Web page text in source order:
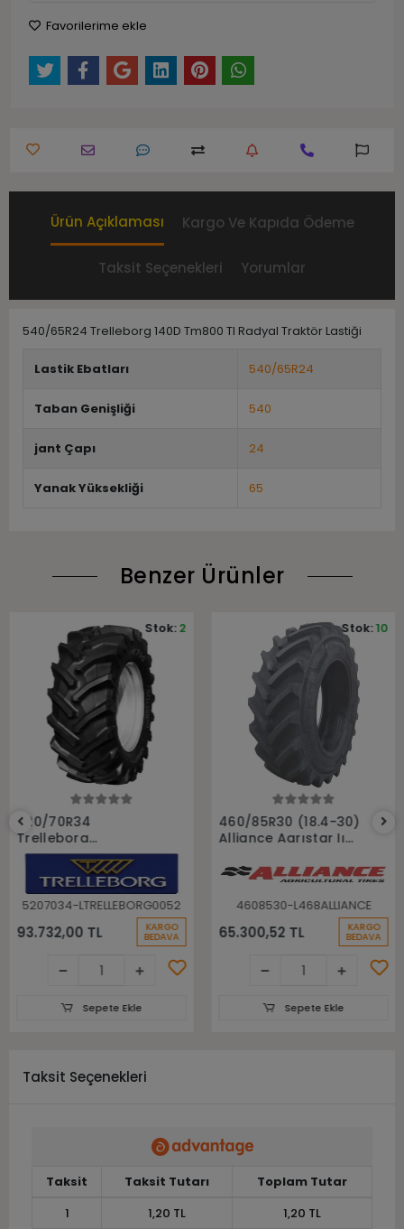
Favorilerime ekle
Ürün Açıklaması Kargo Ve Kapıda Ödeme
Taksit Seçenekleri Yorumlar
540/65R24 Trelleborg 140D Tm800 Tl Radyal Traktör Lastiği
Lastik Ebatları 540/65R24
Taban Genişliği 540
jant Çapı 24
Yanak Yüksekliği 65
Benzer Ürünler
520/70R34
Trelleborg
148A8(148B) Tm700
Tl Radyal Traktör
Lastiği
5207034-LTRELLEBORG0052
93.732,00 TL KARGO
BEDAVA
Stok:2
Sepete Ekle
Sepete Ekle
460/85R30 (18.4-30)
Alliance Agrıstar Iı
Traktör lastiği
4608530-L468ALLIANCE
65.300,52 TL KARGO
BEDAVA
Stok:10
Sepete Ekle
Taksit Seçenekleri
Taksit Taksit Tutarı
Toplam Tutar
1
1,20 TL 1,20 TL